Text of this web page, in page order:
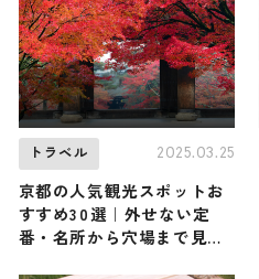
トラベル 2025.03.25
京都の人気観光スポットお
すすめ30選｜外せない定
番・名所から穴場まで見ど